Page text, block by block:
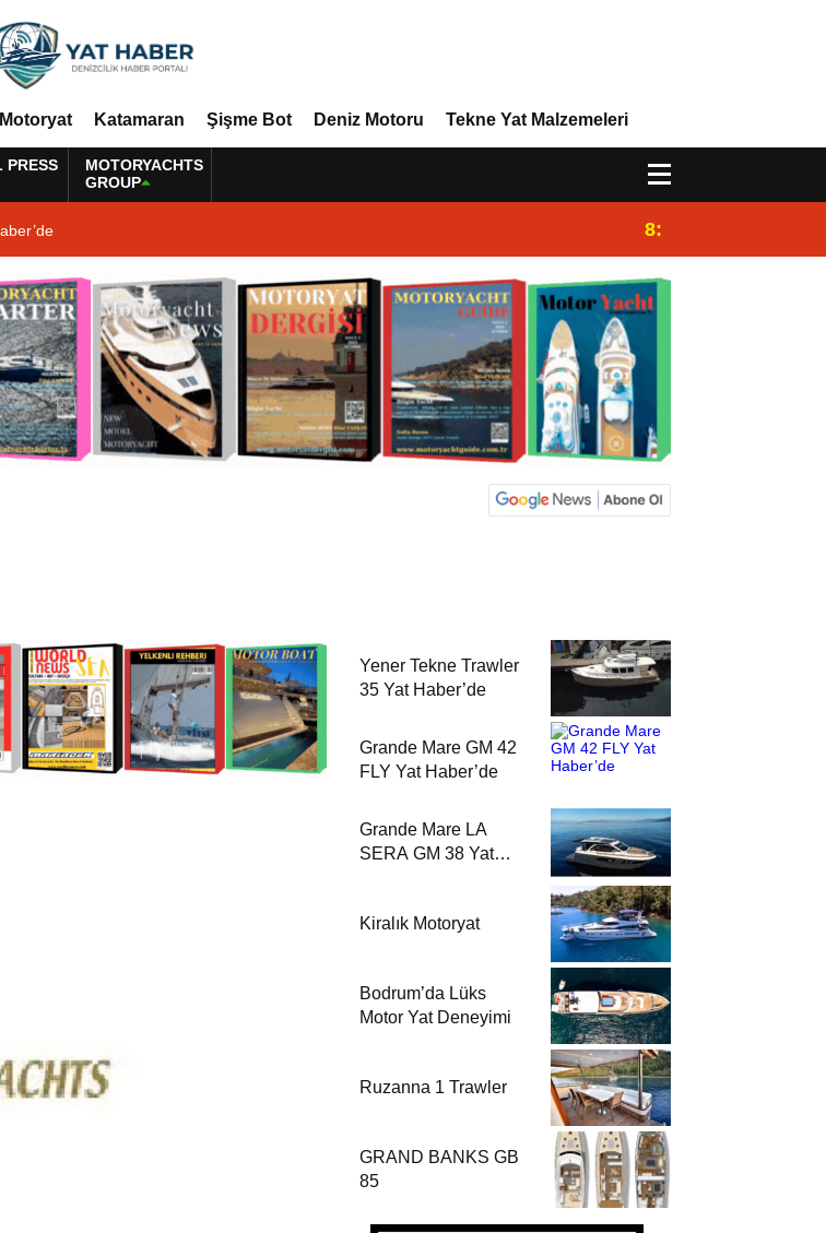
Motoryat Katamaran Şişme Bot Deniz Motoru Tekne Yat Malzemeleri
PRESS
MOTORYACHTS
GROUP
8:29
Yener Tekne Trawler
35 Yat Haber’de
Grande Mare GM 42
FLY Yat Haber’de
Grande Mare LA
SERA GM 38 Yat
Kiralık Motoryat
Bodrum’da Lüks
Motor Yat Deneyimi
Ruzanna 1 Trawler
GRAND BANKS GB
85